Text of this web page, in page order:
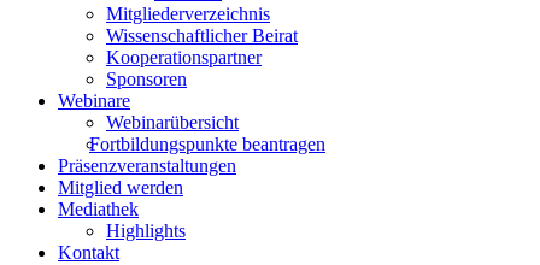
Mitgliederverzeichnis
Wissenschaftlicher Beirat
Kooperationspartner
Sponsoren
Webinare
Webinarübersicht
Fortbildungspunkte beantragen
Präsenzveranstaltungen
Mitglied werden
Mediathek
Highlights
Kontakt